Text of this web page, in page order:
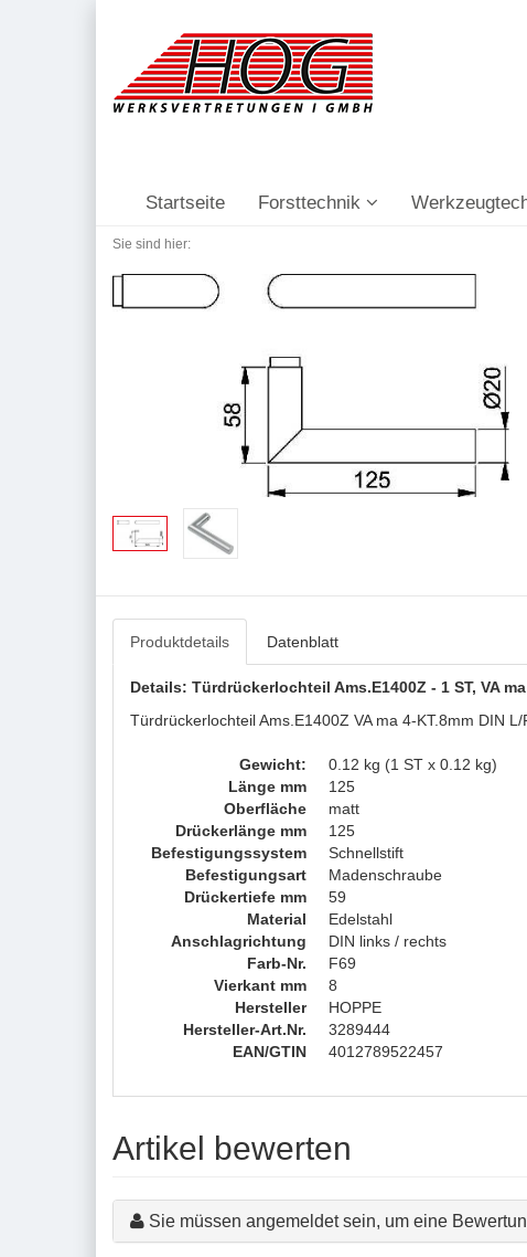
Startseite Forsttechnik
Sie sind hier:
Produktdetails Datenblatt
Details: Türdrückerlochteil Ams.E1400Z - 1 ST, VA ma
Türdrückerlochteil Ams.E1400Z VA ma 4-KT.8mm DIN
Gewicht:
0.12 kg (1 ST x 0.12 kg)
Länge mm
125
Oberfläche
matt
Drückerlänge mm
125
Befestigungssystem
Schnellstift
Befestigungsart
Madenschraube
Drückertiefe mm
59
Material
Edelstahl
Anschlagrichtung
DIN links / rechts
Farb-Nr.
F69
Vierkant mm
8
Hersteller
HOPPE
Hersteller-Art.Nr.
3289444
EAN/GTIN
4012789522457
Artikel bewerten
Sie müssen angemeldet sein, um eine